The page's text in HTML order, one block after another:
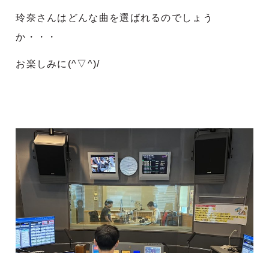
玲奈さんはどんな曲を選ばれるのでしょう
か・・・
お楽しみに(^▽^)/